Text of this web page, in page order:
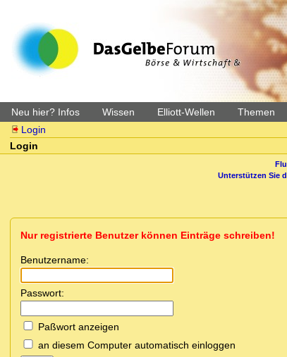
Neu hier? Infos Wissen Elliott-Wellen Themen
Login
Login
Unterstützen Sie
Nur registrierte Benutzer können Einträge schreiben!
Benutzername:
Passwort:
Paßwort anzeigen
an diesem Computer automatisch einloggen